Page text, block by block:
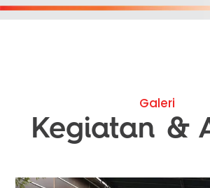
Galeri
Kegiatan &